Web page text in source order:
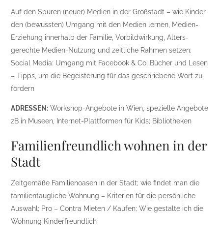
Auf den Spuren (neuer) Medien in der Großstadt – wie Kinder
den (bewussten) Umgang mit den Medien lernen, Medien-
Erziehung innerhalb der Familie, Vorbildwirkung, Alters-
gerechte Medien-Nutzung und zeitliche Rahmen setzen;
Social Media: Umgang mit Facebook & Co; Bücher und Lesen
– Tipps, um die Begeisterung für das geschriebene Wort zu
fördern
ADRESSEN: Workshop-Angebote in Wien, spezielle Angebote
zB in Museen, Internet-Plattformen für Kids; Bibliotheken
Familienfreundlich wohnen in der
Stadt
Zeitgemäße Familienoasen in der Stadt; wie findet man die
familientaugliche Wohnung – Kriterien für die persönliche
Auswahl; Pro – Contra Mieten / Kaufen; Wie gestalte ich die
Wohnung Kinderfreundlich